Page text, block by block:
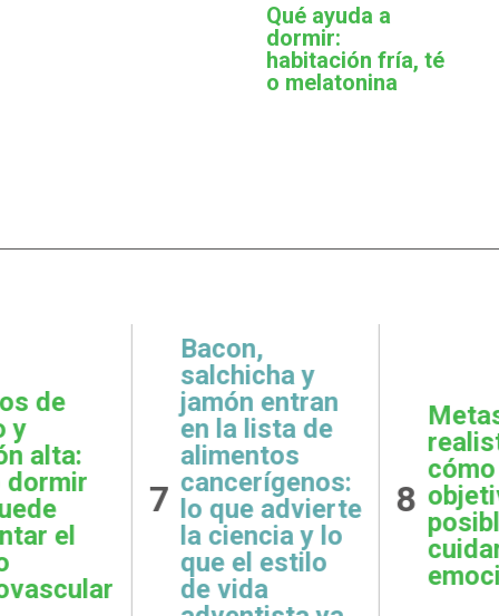
Qué ayuda a
dormir:
habitación fría, té
o melatonina
de
y lo
8
Metas
realistas:
cómo definir
objetivos
posibles y
cuidar la salud
emocional
9
qué
la